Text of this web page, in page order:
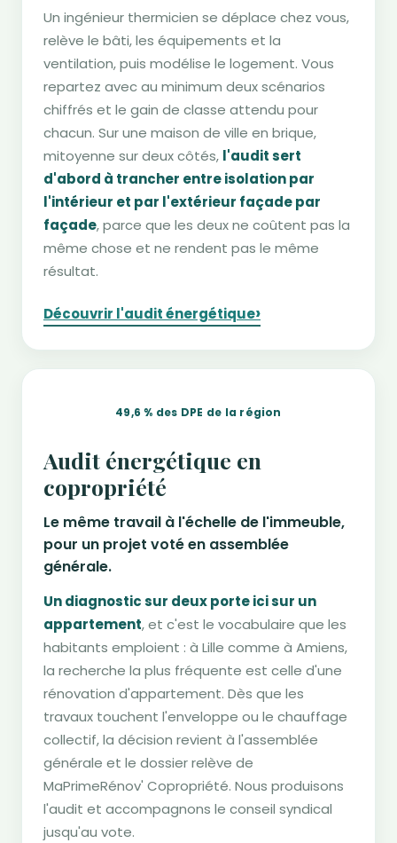
Un ingénieur thermicien se déplace chez vous,
relève le bâti, les équipements et la
ventilation, puis modélise le logement. Vous
repartez avec au minimum deux scénarios
chiffrés et le gain de classe attendu pour
chacun. Sur une maison de ville en brique,
mitoyenne sur deux côtés, l'audit sert
d'abord à trancher entre isolation par
l'intérieur et par l'extérieur façade par
façade, parce que les deux ne coûtent pas la
même chose et ne rendent pas le même
résultat.
Découvrir l'audit énergétique›
49,6 % des DPE de la région
Audit énergétique en
copropriété
Le même travail à l'échelle de l'immeuble,
pour un projet voté en assemblée
générale.
Un diagnostic sur deux porte ici sur un
appartement, et c'est le vocabulaire que les
habitants emploient : à Lille comme à Amiens,
la recherche la plus fréquente est celle d'une
rénovation d'appartement. Dès que les
travaux touchent l'enveloppe ou le chauffage
collectif, la décision revient à l'assemblée
générale et le dossier relève de
MaPrimeRénov' Copropriété. Nous produisons
l'audit et accompagnons le conseil syndical
jusqu'au vote.